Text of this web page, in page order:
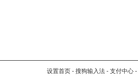
设置首页 - 搜狗输入法 - 支付中心 -